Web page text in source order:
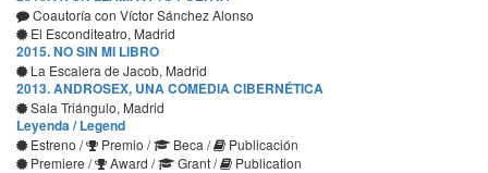
Coautoría con Víctor Sánchez Alonso
El Esconditeatro, Madrid
2015. NO SIN MI LIBRO
La Escalera de Jacob, Madrid
2013. ANDROSEX, UNA COMEDIA CIBERNÉTICA
Sala Triángulo, Madrid
Leyenda/ Legend
Estreno / Premio / Beca /
Publicación
Premiere /
Award / Grant / Publication